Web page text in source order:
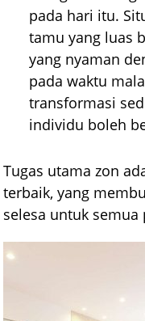
pada hari itu.
tamu yang luas
yang nyaman
pada waktu
transformasi
individu boleh
Tugas utama zon
terbaik, yang
selesa untuk